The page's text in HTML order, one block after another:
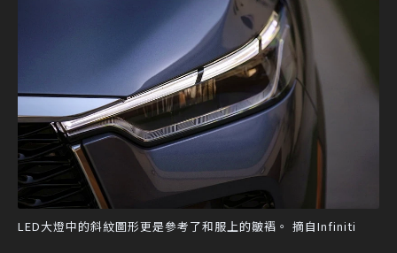
LED大燈中的斜紋圖形更是參考了和服上的皺褶。 摘自Infiniti